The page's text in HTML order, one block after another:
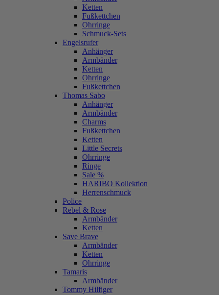
Ketten
Fußkettchen
Ohrringe
Schmuck-Sets
Engelsrufer
Anhänger
Armbänder
Ketten
Ohrringe
Fußkettchen
Thomas Sabo
Anhänger
Armbänder
Charms
Fußkettchen
Ketten
Little Secrets
Ohrringe
Ringe
Sale %
HARIBO Kollektion
Herrenschmuck
Police
Rebel & Rose
Armbänder
Ketten
Save Brave
Armbänder
Ketten
Ohrringe
Tamaris
Armbänder
Tommy Hilfiger